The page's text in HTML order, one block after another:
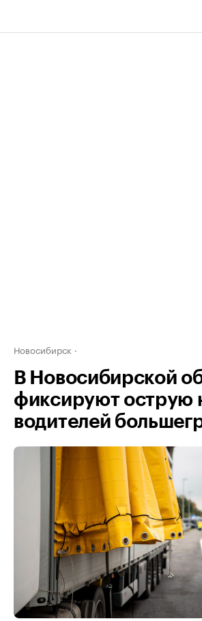
Новосибирск
В Новосибирской
фиксируют острую
водителей